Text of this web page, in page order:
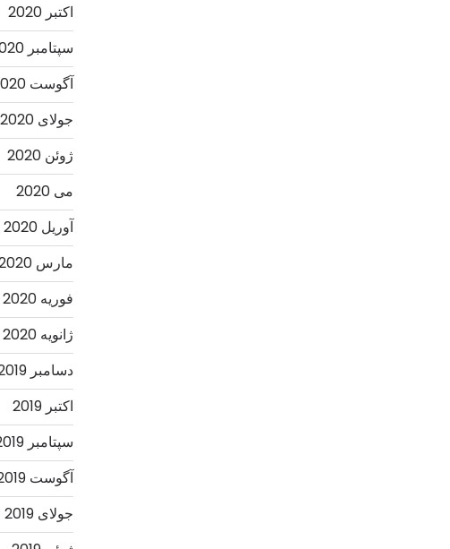
اکتبر 2020
سپتامبر 2020
آگوست 2020
جولای 2020
ژوئن 2020
می 2020
آوریل 2020
مارس 2020
فوریه 2020
ژانویه 2020
دسامبر 2019
اکتبر 2019
سپتامبر 2019
آگوست 2019
جولای 2019